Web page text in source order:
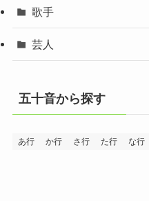
歌手
芸人
五十音から探す
あ行 か行 さ行 た行 な行